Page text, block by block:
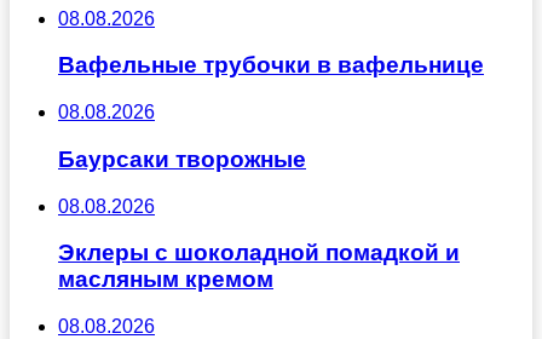
08.08.2026
Вафельные трубочки в вафельнице
08.08.2026
Баурсаки творожные
08.08.2026
Эклеры с шоколадной помадкой и
масляным кремом
08.08.2026